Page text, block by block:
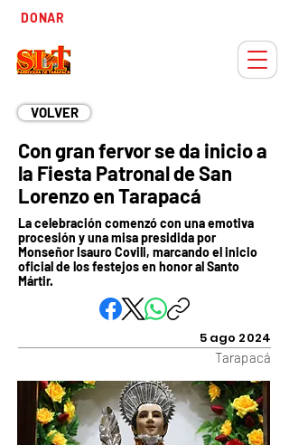
DONAR
VOLVER
Con gran fervor se da inicio a
la Fiesta Patronal de San
Lorenzo en Tarapacá
La celebración comenzó con una emotiva
procesión y una misa presidida por
Monseñor Isauro Covili, marcando el inicio
oficial de los festejos en honor al Santo
Mártir.
5 ago 2024
Tarapacá